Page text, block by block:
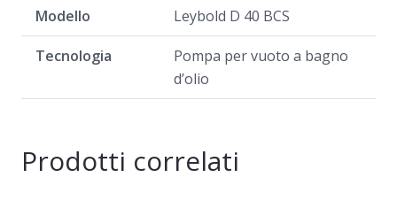
Modello Leybold D 40 BCS
Tecnologia
Pompa per vuoto a bagno
d’olio
Prodotti correlati